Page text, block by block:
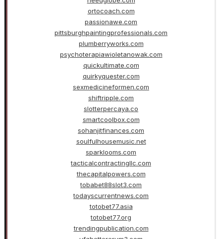
ortocoach.com
passionawe.com
pittsburghpaintingprofessionals.com
plumberryworks.com
psychoterapiawioletanowak.com
quickultimate.com
quirkyquester.com
sexmedicineformen.com
shiftripple.com
slotterpercaya.co
smartcoolbox.com
sohanjitfinances.com
soulfulhousemusic.net
sparklooms.com
tacticalcontractingllc.com
thecapitalpowers.com
tobabet88slot3.com
todayscurrentnews.com
totobet77.asia
totobet77.org
trendingpublication.com